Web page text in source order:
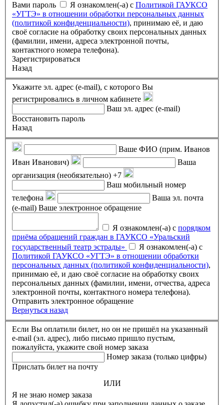
Вами пароль
Я ознакомлен(-а) с Политикой ГАУКСО
«УГТЭ» в отношении обработки персональных данных
(политикой конфиденциальности), принимаю её, и даю
своё согласие на обработку своих персональных данных
(фамилии, имени, адреса электронной почты,
контактного номера телефона).
Зарегистрироваться
Назад
Укажите эл. адрес (e-mail), с которого Вы
регистрировались в личном кабинете
Ваш эл. адрес (e-mail)
Восстановить пароль
Назад
Ваше ФИО (прим. Иванов
Иван Иванович)
Ваша
организация (необязательно) +7
Ваш мобильный номер
телефона
Ваша эл. почта
(e-mail) Ваше электронное обращение
Я ознакомлен(-а) с порядком
приёма обращений граждан в ГАУКСО «Уральский
государственный театр эстрады»
Я ознакомлен(-а) с
Политикой ГАУКСО «УГТЭ» в отношении обработки
персональных данных (политикой конфиденциальности),
принимаю её, и даю своё согласие на обработку своих
персональных данных (фамилии, имени, отчества, адреса
электронной почты, контактного номера телефона).
Отправить электронное обращение
Вернуться назад
Если Вы оплатили билет, но он не пришёл на указанный
e-mail (эл. адрес), либо письмо пришло пустым,
пожалуйста, укажите свой номер заказа
Номер заказа (только цифры)
Прислать билет на почту
ИЛИ
Я не знаю номер заказа